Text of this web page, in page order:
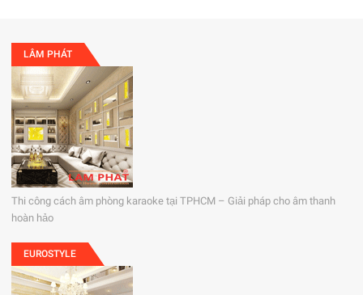
LÂM PHÁT
Thi công cách âm phòng karaoke tại TPHCM – Giải pháp cho âm thanh
hoàn hảo
EUROSTYLE